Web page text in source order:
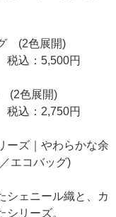
(2色展開)
込：5,500円
(2色展開)
込：2,750円
ーズ｜やわらかな余
エコバッグ)
シェニール織と、カ
リーズ。